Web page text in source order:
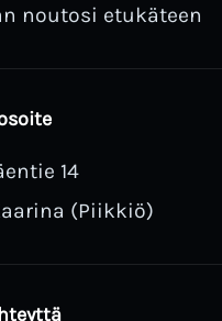
noutosi etukäteen
14
(Piikkiö)